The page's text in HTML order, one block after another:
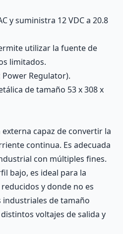
y suministra 12 VDC a 20.8
utilizar la fuente de
limitados.
Power Regulator).
de tamaño 53 x 308 x
capaz de convertir la
continua. Es adecuada
con múltiples fines.
bajo, es ideal para la
y donde no es
de tamaño
voltajes de salida y